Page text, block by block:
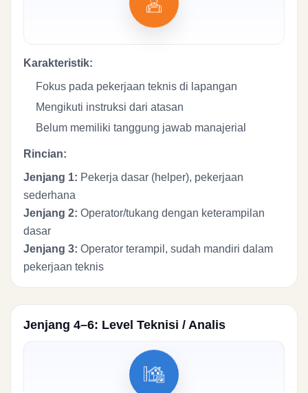
Karakteristik:
Fokus pada pekerjaan teknis di lapangan
Mengikuti instruksi dari atasan
Belum memiliki tanggung jawab manajerial
Rincian:
Jenjang 1: Pekerja dasar (helper), pekerjaan
sederhana
Jenjang 2: Operator/tukang dengan keterampilan
dasar
Jenjang 3: Operator terampil, sudah mandiri dalam
pekerjaan teknis
Jenjang 4–6: Level Teknisi / Analis